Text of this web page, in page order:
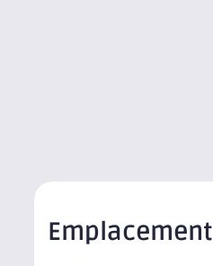
Emplacement